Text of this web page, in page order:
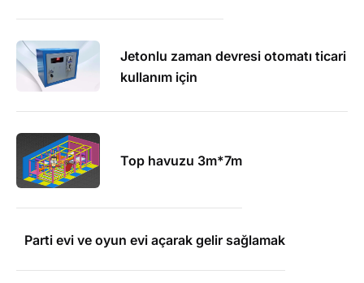
Jetonlu zaman devresi otomatı ticari
kullanım için
Top havuzu 3m*7m
Parti evi ve oyun evi açarak gelir sağlamak